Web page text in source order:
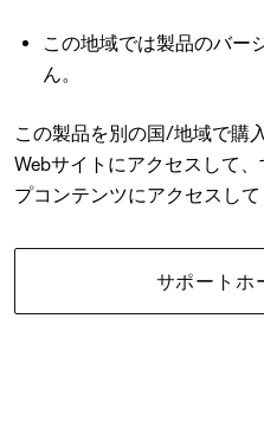
この地域では製品のバー
ん。
この製品を別の国/地域で購
Webサイトにアクセスして
プコンテンツにアクセスして
サポートホ